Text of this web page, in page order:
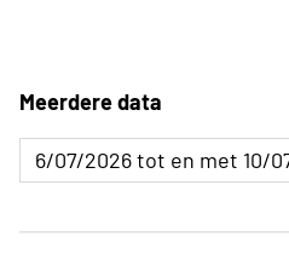
Meerdere data
6/07/2026 tot en met 10/